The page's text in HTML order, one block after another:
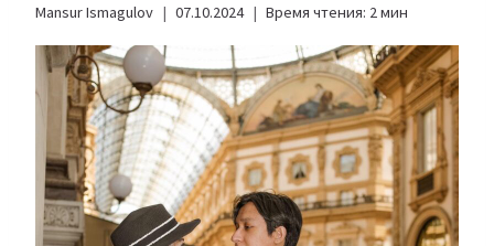
Mansur Ismagulov 07.10.2024 Время чтения: 2мин